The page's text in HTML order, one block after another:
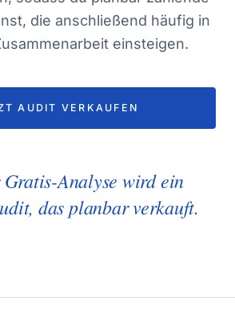
die anschließend häufig in
einsteigen.
AUDIT VERKAUFEN
Analyse wird ein
das planbar verkauft.